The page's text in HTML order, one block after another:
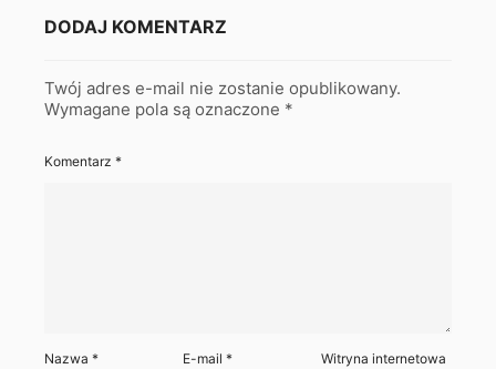
DODAJ KOMENTARZ
Twój adres e-mail nie zostanie opublikowany.
Wymagane pola są oznaczone *
Komentarz *
Nazwa * E-mail* Witryna internetowa